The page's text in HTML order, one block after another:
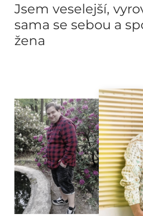
Jsem veselejší,
sama se sebou a
žena